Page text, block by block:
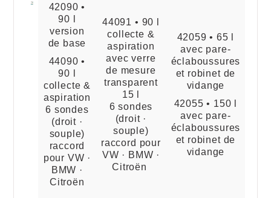
42090 •
90 l
version
de base
44090 •
90 l
collecte &
aspiration
6 sondes
(droit ·
souple)
raccord
pour VW ·
BMW ·
Citroën
44091 • 90 l
collecte &
aspiration
avec verre
de mesure
transparent
15 l
6 sondes
(droit ·
souple)
raccord pour
VW · BMW ·
Citroën
42059 • 65 l
avec pare-
éclaboussures
et robinet de
vidange
42055 • 150 l
avec pare-
éclaboussures
et robinet de
vidange